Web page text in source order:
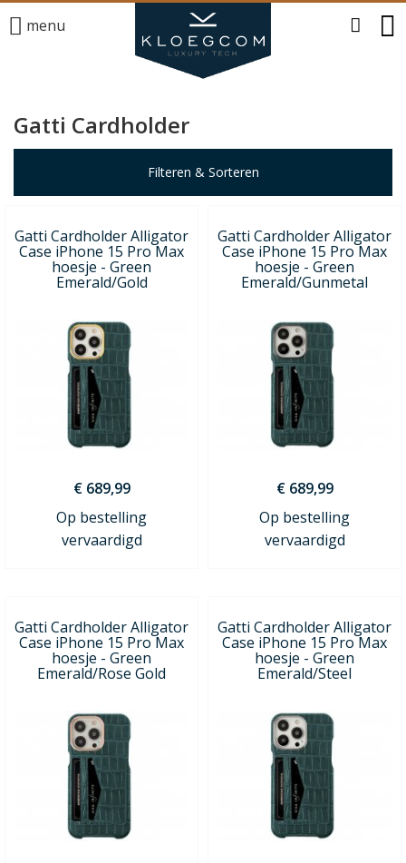
menu
Gatti Cardholder
Filteren & Sorteren
Gatti Cardholder Alligator
Case iPhone 15 Pro Max
hoesje - Green
Emerald/Gold
€ 689,99
Op bestelling
vervaardigd
Gatti Cardholder Alligator
Case iPhone 15 Pro Max
hoesje - Green
Emerald/Gunmetal
€ 689,99
Op bestelling
vervaardigd
Gatti Cardholder Alligator
Case iPhone 15 Pro Max
hoesje - Green
Emerald/Rose Gold
Gatti Cardholder Alligator
Case iPhone 15 Pro Max
hoesje - Green
Emerald/Steel